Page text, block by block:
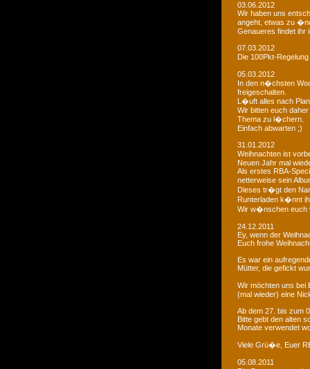
03.06.2012
Wir haben uns
angeht, etwas zu
Genaueres findet ihr
07.03.2012
Die 100Pkt-
05.03.2012
In den n�chsten
freigeschalten.
L�uft alles nach
Wir bitten euch
Thema zu l�chern.
Einfach abwarten ;)
31.01.2012
Weihnachten ist
Neuen Jahr mal
Als erstes RBA-
netterweise sein
Dieses tr�gt den
Runterladen k�nnt
Wir w�nschen
24.12.2011
Ey, wenn der
Euch frohe
Es war ein
Mütter, die gefickt
Wir möchten uns bei
(mal wieder) eine
Ab dem 27. bis zum
Bitte gebt den alten
Monate verwendet
Viele Grü�e, Euer
05.08.2011